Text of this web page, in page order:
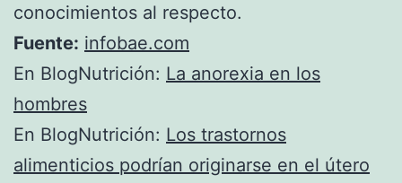
conocimientos al respecto.
Fuente: infobae.com
En BlogNutrición: La anorexia en los
hombres
En BlogNutrición: Los trastornos
alimenticios podrían originarse en el útero